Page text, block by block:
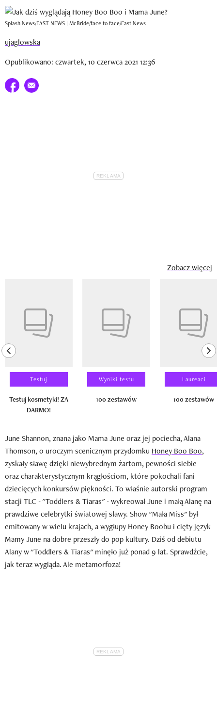
Splash News/EAST NEWS | McBride/face to face/East News
ujaglowska
Opublikowano: czwartek, 10 czerwca 2021 12:36
Udostępnij na facebook
E-mail do przyjaciela
Zobacz więcej
previous element
Testuj
Testuj kosmetyki! ZA
DARMO!
Wyniki testu
100 zestawów
Laureaci
100 zestawów
June Shannon, znana jako Mama June oraz jej pociecha, Alana
Thomson, o uroczym scenicznym przydomku Honey Boo Boo,
zyskały sławę dzięki niewybrednym żartom, pewności siebie
oraz charakterystycznym krągłościom, które pokochali fani
dziecięcych konkursów piękności. To właśnie autorski program
stacji TLC - "Toddlers & Tiaras" - wykreował June i małą Alanę na
prawdziwe celebrytki światowej sławy. Show "Mała Miss" był
emitowany w wielu krajach, a wygłupy Honey Boobu i cięty język
Mamy June na dobre przeszły do pop kultury. Dziś od debiutu
Alany w "Toddlers & Tiaras" minęło już ponad 9 lat. Sprawdźcie,
jak teraz wygląda. Ale metamorfoza!